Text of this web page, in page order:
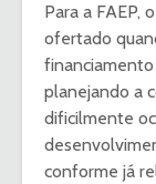
Para a FAEP,
ofertado
planejando a
dificilmente
conforme já